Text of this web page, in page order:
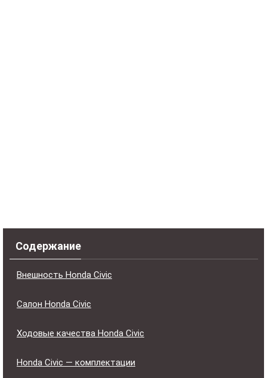
Содержание
Внешность Honda Civic
Салон Honda Civic
Ходовые качества Honda Civic
Honda Civic — комплектации